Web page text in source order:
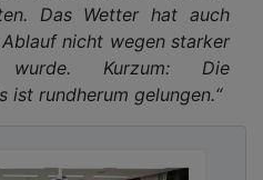
Das Wetter hat auch
nicht wegen starker
wurde. Kurzum: Die
ist rundherum gelungen.“